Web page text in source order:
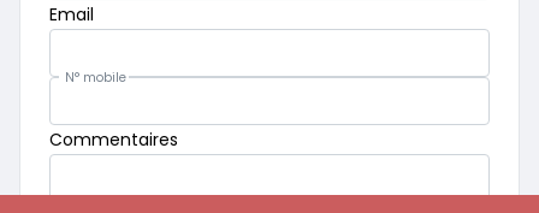
Email
N° mobile
Mandatory
Commentaires